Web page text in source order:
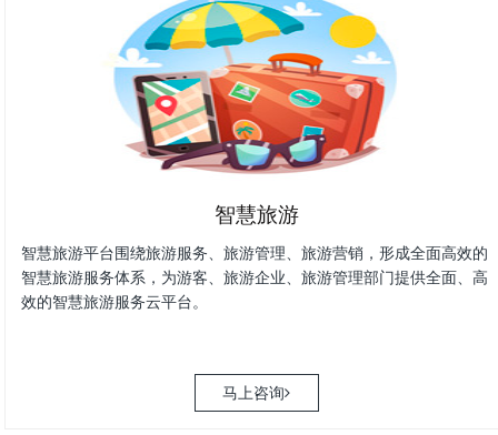
智慧旅游
智慧旅游平台围绕旅游服务、旅游管理、旅游营销，形成全面高效的
智慧旅游服务体系，为游客、旅游企业、旅游管理部门提供全面、高
效的智慧旅游服务云平台。
马上咨询